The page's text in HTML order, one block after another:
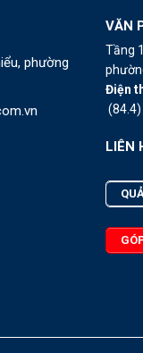
phường
VĂN
Tầng
Điện
LIÊN